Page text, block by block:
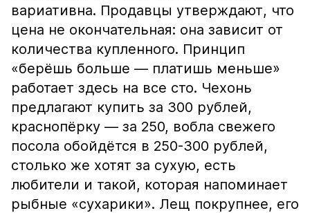
вариативна. Продавцы утверждают, что
цена не окончательная: она зависит от
количества купленного. Принцип
«берёшь больше — платишь меньше»
работает здесь на все сто. Чехонь
предлагают купить за 300 рублей,
краснопёрку — за 250, вобла свежего
посола обойдётся в 250-300 рублей,
столько же хотят за сухую, есть
любители и такой, которая напоминает
рыбные «сухарики». Лещ покрупнее, его